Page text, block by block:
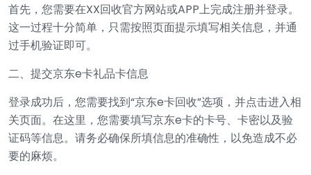
首先，您需要在XX回收官方网站或APP上完成注册并登录。
这一过程十分简单，只需按照页面提示填写相关信息，并通
过手机验证即可。
二、提交京东e卡礼品卡信息
登录成功后，您需要找到“京东e卡回收”选项，并点击进入相
关页面。在这里，您需要填写京东e卡的卡号、卡密以及验
证码等信息。请务必确保所填信息的准确性，以免造成不必
要的麻烦。